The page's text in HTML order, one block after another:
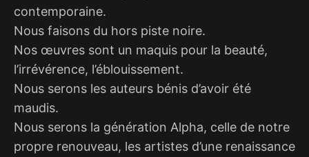
contemporaine.
Nous faisons du hors piste noire.
Nos œuvres sont un maquis pour la beauté,
l’irrévérence, l’éblouissement.
Nous serons les auteurs bénis d’avoir été
maudis.
Nous serons la génération Alpha, celle de notre
propre renouveau, les artistes d’une renaissance